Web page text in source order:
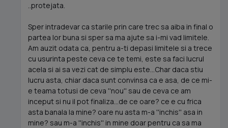
..protejata.
Sper intradevar ca starile prin care trec sa aiba in final o
partea lor buna si sper sa ma ajute sa i-mi vad limitele.
Am auzit odata ca, pentru a-ti depasi limitele si a trece
cu usurinta peste ceva ce te temi, este sa faci lucrul
acela si ai sa vezi cat de simplu este...Char daca stiu
lucru asta, chiar daca sunt convinsa ca e asa, de ce mi-
e teama totusi de ceva ''nou'' sau de ceva ce am
inceput si nu il pot finaliza...de ce oare? ce e cu frica
asta banala la mine? oare nu asta m-a ''inchis'' asa in
mine? sau m-a ''inchis'' in mine doar pentru ca sa ma